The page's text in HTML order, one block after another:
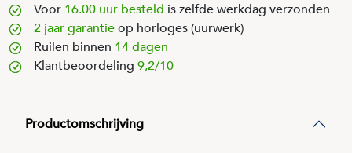
Voor 16.00 uur besteld is zelfde werkdag verzonden
2 jaar garantieop horloges (uurwerk)
Ruilen binnen 14 dagen
Klantbeoordeling 9,2/10
Productomschrijving